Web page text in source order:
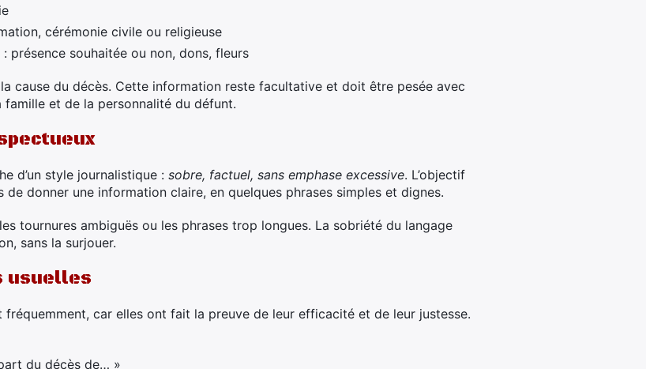
cérémonie civile ou religieuse
: présence souhaitée ou non, dons, fleurs
cause du décès. Cette information reste facultative et doit être pesée avec
et de la personnalité du défunt.
d’un style journalistique : sobre, factuel, sans emphase excessive. L’objectif
de donner une information claire, en quelques phrases simples et dignes.
tournures ambiguës ou les phrases trop longues. La sobriété du langage
sans la surjouer.
usuelles
car elles ont fait la preuve de leur efficacité et de leur justesse.
du décès de… »